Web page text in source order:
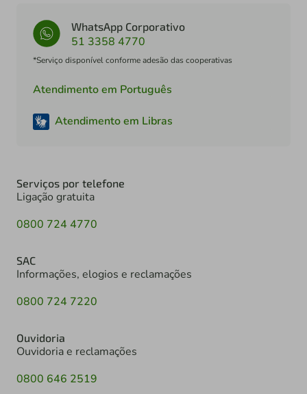
WhatsApp Corporativo
51 3358 4770
*Serviço disponível conforme adesão das cooperativas
Atendimento em Português
Atendimento em Libras
Serviços por telefone
Ligação gratuita
0800 724 4770
SAC
Informações, elogios e reclamações
0800 724 7220
Ouvidoria
Ouvidoria e reclamações
0800 646 2519